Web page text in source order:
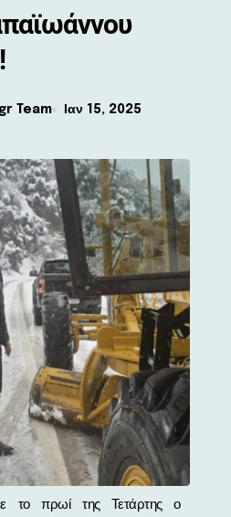
Team
Ιαν 15, 2025